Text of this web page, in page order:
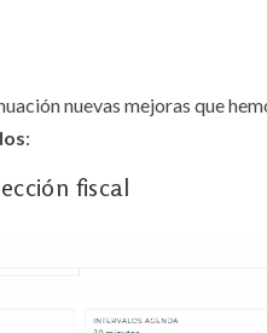
nuevas mejoras que
:
fiscal